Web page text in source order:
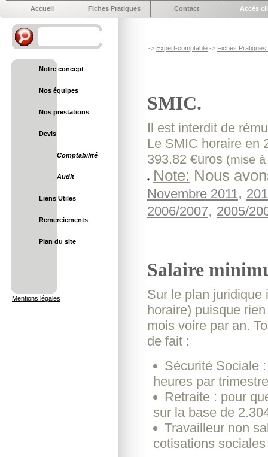
Accueil Fiches Pratiques Contact Accés
Notre concept
Nos équipes
Nos prestations
Devis
Comptabilité
Audit
Liens Utiles
Remerciements
Plan du site
Mentions légales
-> Expert-comptable -> Fiches Pratiques
SMIC.
Il est interdit de
Le SMIC horaire en
393.82 €uros (mise
Note: Nous
Novembre 2011,
2006/2007, 2005/
Salaire
Sur le plan juridique
horaire) puisque
mois voire par an.
de fait :
Sécurité Sociale
heures par trimestre
Retraite : pour
sur la base de
Travailleur non
cotisations sociales